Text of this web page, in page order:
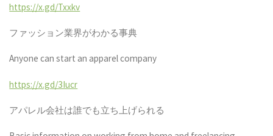
https://x.gd/Txxkv
ファッション業界がわかる事典
Anyone can start an apparel company
https://x.gd/3Iucr
アパレル会社は誰でも立ち上げられる